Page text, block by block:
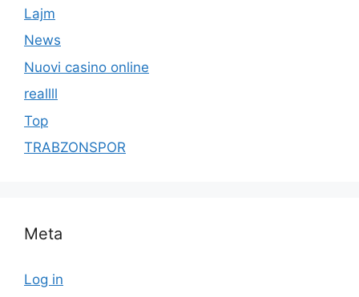
Lajm
News
Nuovi casino online
reallll
Top
TRABZONSPOR
Meta
Log in